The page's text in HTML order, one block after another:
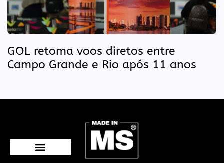
GOL retoma voos diretos entre
Campo Grande e Rio após 11 anos